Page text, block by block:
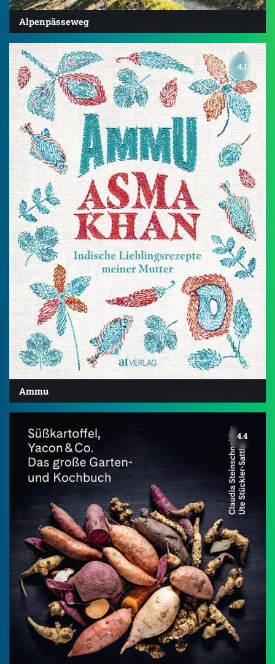
Alpenpässeweg
4.1
Ammu
4.4